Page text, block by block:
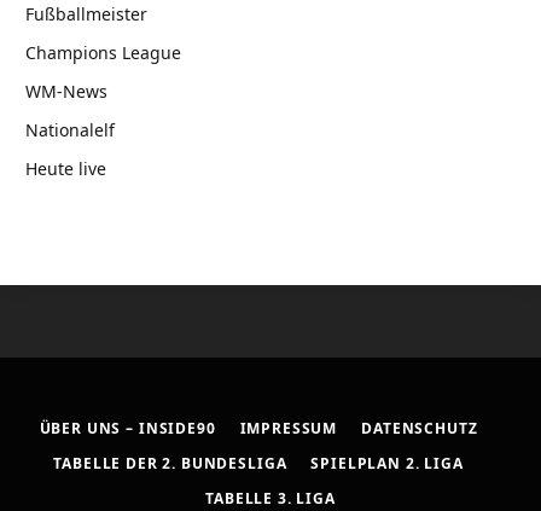
Fußballmeister
Champions League
WM-News
Nationalelf
Heute live
ÜBER UNS – INSIDE90 IMPRESSUM
DATENSCHUTZ
TABELLE DER 2. BUNDESLIGA
SPIELPLAN 2. LIGA
TABELLE 3. LIGA